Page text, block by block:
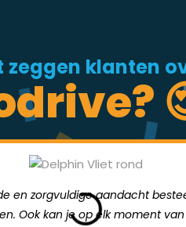
zeggen klanten
en zorgvuldige aandacht
Ook kan je op elk moment van